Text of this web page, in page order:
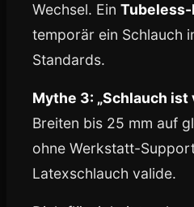
Wechsel. Ein Tubeless-
temporär ein Schlauch
Standards.
Mythe 3: „Schlauch ist
Breiten bis 25 mm auf
ohne Werkstatt-
Latexschlauch valide.